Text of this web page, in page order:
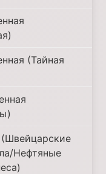
(Тайная
(Швейцарские
Нефтяные